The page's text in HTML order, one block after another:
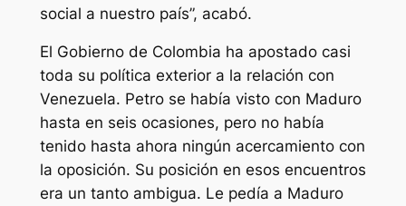
social a nuestro país”, acabó.
El Gobierno de Colombia ha apostado casi
toda su política exterior a la relación con
Venezuela. Petro se había visto con Maduro
hasta en seis ocasiones, pero no había
tenido hasta ahora ningún acercamiento con
la oposición. Su posición en esos encuentros
era un tanto ambigua. Le pedía a Maduro